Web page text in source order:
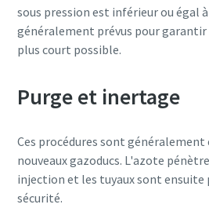
sous pression est inférieur ou égal à
généralement prévus pour garantir
plus court possible.
Purge et inertage
Ces procédures sont généralement
nouveaux gazoducs. L'azote
injection et les tuyaux sont ensuite
sécurité.